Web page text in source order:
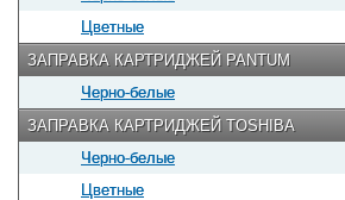
Цветные
ЗАПРАВКА КАРТРИДЖЕЙ PANTUM
Черно-белые
ЗАПРАВКА КАРТРИДЖЕЙ TOSHIBA
Черно-белые
Цветные